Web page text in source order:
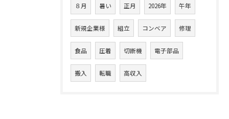
８月 暑い 正月 2026年 午年
新規企業様 組立 コンベア 修理
食品 圧着 切断機 電子部品
搬入 転職 高収入